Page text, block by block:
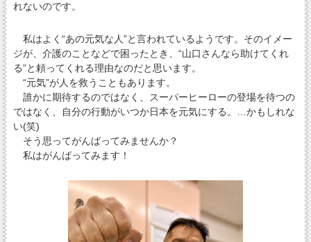
れないのです。
私はよく“あの元気な人”と言われているようです。そのイメー
ジが、介護のことなどで困ったとき、“山口さんなら助けてくれ
る”と頼ってくれる理由なのだと思います。
“元気”が人を救うこともあります。
誰かに期待するのではなく、スーパーヒーローの登場を待つの
ではなく、自分の行動がいつか日本を元気にする。…かもしれな
い(笑)
そう思ってがんばってみませんか？
私はがんばってみます！